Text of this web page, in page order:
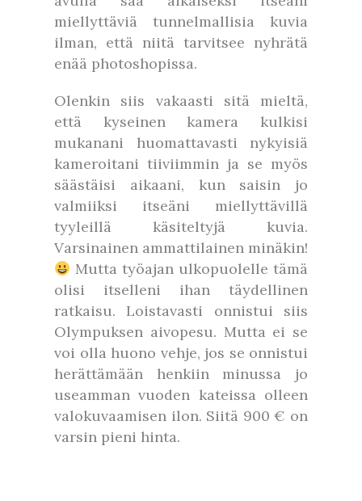
miellyttäviä tunnelmallisia kuvia
ilman, että niitä tarvitsee nyhrätä
enää photoshopissa.
Olenkin siis vakaasti sitä mieltä,
että kyseinen kamera kulkisi
mukanani huomattavasti nykyisiä
kameroitani tiiviimmin ja se myös
säästäisi aikaani, kun saisin jo
valmiiksi itseäni miellyttävillä
tyyleillä käsiteltyjä kuvia.
Varsinainen ammattilainen minäkin!
Mutta työajan ulkopuolelle tämä
olisi itselleni ihan täydellinen
ratkaisu. Loistavasti onnistui siis
Olympuksen aivopesu. Mutta ei se
voi olla huono vehje, jos se onnistui
herättämään henkiin minussa jo
useamman vuoden kateissa olleen
valokuvaamisen ilon. Siitä 900 € on
varsin pieni hinta.